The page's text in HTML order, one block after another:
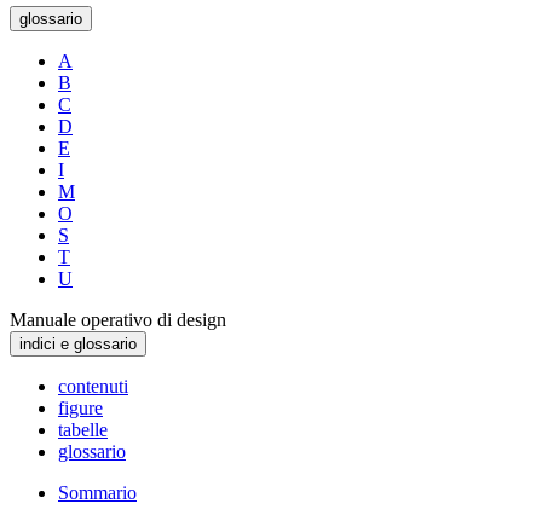
glossario
A
B
C
D
E
I
M
O
S
T
U
Manuale operativo di design
indici e glossario
contenuti
figure
tabelle
glossario
Sommario